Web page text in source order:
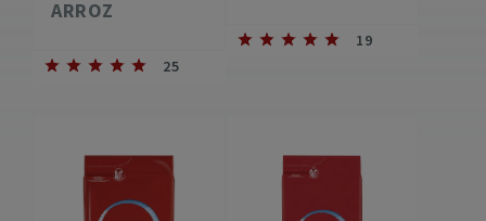
ARROZ
25
19